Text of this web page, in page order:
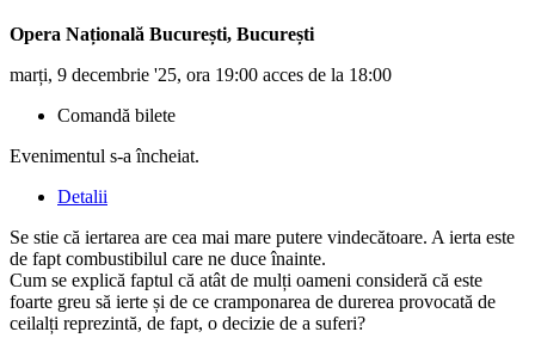
Opera Națională București, București
marți, 9 decembrie '25, ora 19:00 acces de la 18:00
Comandă bilete
Evenimentul s-a încheiat.
Detalii
Se stie că iertarea are cea mai mare putere vindecătoare. A ierta este
de fapt combustibilul care ne duce înainte.
Cum se explică faptul că atât de mulți oameni consideră că este
foarte greu să ierte și de ce cramponarea de durerea provocată de
ceilalți reprezintă, de fapt, o decizie de a suferi?